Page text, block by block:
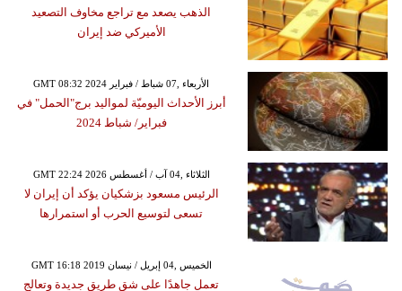
الذهب يصعد مع تراجع مخاوف التصعيد
الأميركي ضد إيران
GMT 08:32 2024 الأربعاء ,07 شباط / فبراير
أبرز الأحداث اليوميّة لمواليد برج"الحمل" في
فبراير/ شباط 2024
GMT 22:24 2026 الثلاثاء ,04 آب / أغسطس
الرئيس مسعود بزشكيان يؤكد أن إيران لا
تسعى لتوسيع الحرب أو استمرارها
GMT 16:18 2019 الخميس ,04 إبريل / نيسان
تعمل جاهدًا على شق طريق جديدة وتعالج